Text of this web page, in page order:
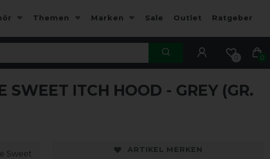
Themen Marken Sale Outlet Ratgeber
0 0
SWEET ITCH HOOD - GREY (GR.
Sweet
ARTIKEL MERKEN